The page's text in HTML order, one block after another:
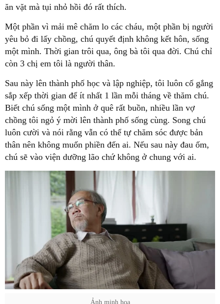
ăn vặt mà tụi nhỏ hồi đó rất thích.
Một phần vì mải mê chăm lo các cháu, một phần bị người
yêu bỏ đi lấy chồng, chú quyết định không kết hôn, sống
một mình. Thời gian trôi qua, ông bà tôi qua đời. Chú chỉ
còn 3 chị em tôi là người thân.
Sau này lên thành phố học và lập nghiệp, tôi luôn cố gắng
sắp xếp thời gian để ít nhất 1 lần mỗi tháng về thăm chú.
Biết chú sống một mình ở quê rất buồn, nhiều lần vợ
chồng tôi ngỏ ý mời lên thành phố sống cùng. Song chú
luôn cười và nói rằng vẫn có thể tự chăm sóc được bản
thân nên không muốn phiền đến ai. Nếu sau này đau ốm,
chú sẽ vào viện dưỡng lão chứ không ở chung với ai.
Ảnh minh hoạ